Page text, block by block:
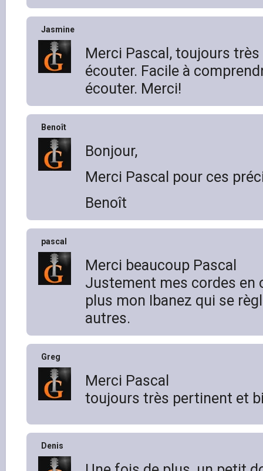
Jasmine
Merci Pascal, toujours
écouter. Facile à
écouter. Merci!
Benoît
Bonjour,
Merci Pascal pour ces
Benoît
pascal
Merci beaucoup Pascal
Justement mes cordes en
plus mon Ibanez qui se
autres.
Greg
Merci Pascal
toujours très pertinent et
Denis